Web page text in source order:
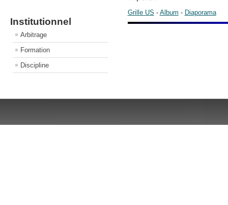
Institutionnel
Arbitrage
Formation
Discipline
Grille US - Album - Diaporama